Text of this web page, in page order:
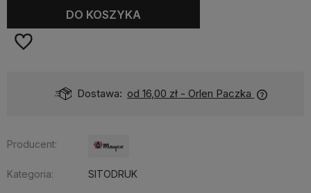
DO KOSZYKA
Dostawa: od 16,00 zł - Orlen Paczka
Producent:
Kategoria: SITODRUK